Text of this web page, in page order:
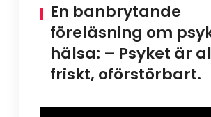
En banbrytande
föreläsning om
hälsa: – Psyket är
friskt, oförstörbart.